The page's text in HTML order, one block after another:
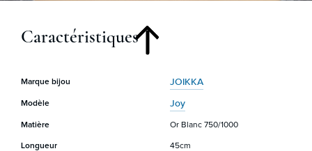
Caractéristiques
Marque bijou JOIKKA
Modèle Joy
Matière Or Blanc 750/1000
Longueur 45cm